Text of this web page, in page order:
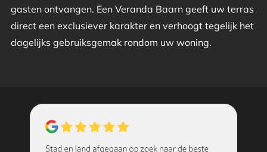
gasten ontvangen. Een Veranda Baarn geeft uw terras
direct een exclusiever karakter en verhoogt tegelijk het
dagelijks gebruiksgemak rondom uw woning.